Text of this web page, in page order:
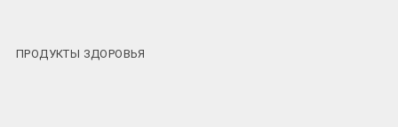
ПРОДУКТЫ ЗДОРОВЬЯ